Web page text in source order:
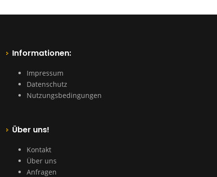
Informationen:
Impressum
Datenschutz
Nutzungsbedingungen
Über uns!
Kontakt
Über uns
Anfragen